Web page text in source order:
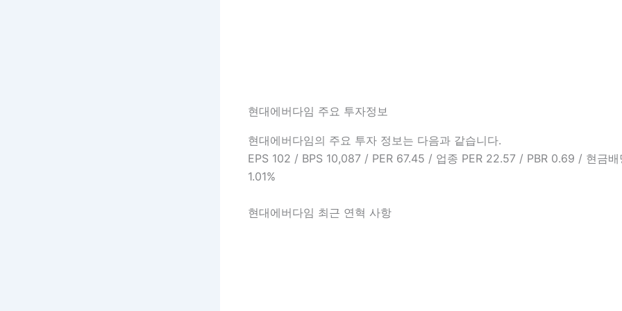
현대에버다임 주요 투자정보
현대에버다임의 주요 투자 정보는 다음과 같습니다.
EPS 102 / BPS 10,087 / PER 67.45 / 업종 PER 22.57 / PBR 0.69 / 현금배
1.01%
현대에버다임 최근 연혁 사항